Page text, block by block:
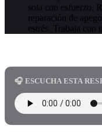
sola con esfuerzo.
reparación de
estrés. Trabaja con
🎧 ESCUCHA ESTA